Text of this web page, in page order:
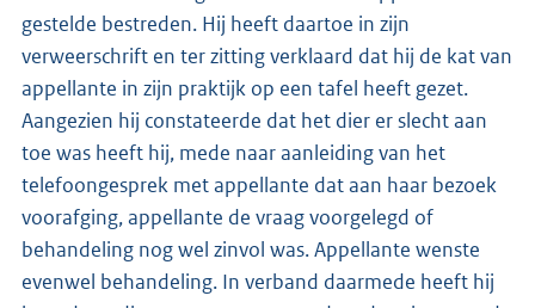
gestelde bestreden. Hij heeft daartoe in zijn
verweerschrift en ter zitting verklaard dat hij de kat van
appellante in zijn praktijk op een tafel heeft gezet.
Aangezien hij constateerde dat het dier er slecht aan
toe was heeft hij, mede naar aanleiding van het
telefoongesprek met appellante dat aan haar bezoek
voorafging, appellante de vraag voorgelegd of
behandeling nog wel zinvol was. Appellante wenste
evenwel behandeling. In verband daarmede heeft hij